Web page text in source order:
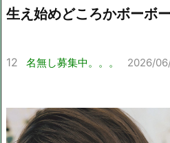
生え始めどころかボーボ
12 名無し募集中。。。 2026/